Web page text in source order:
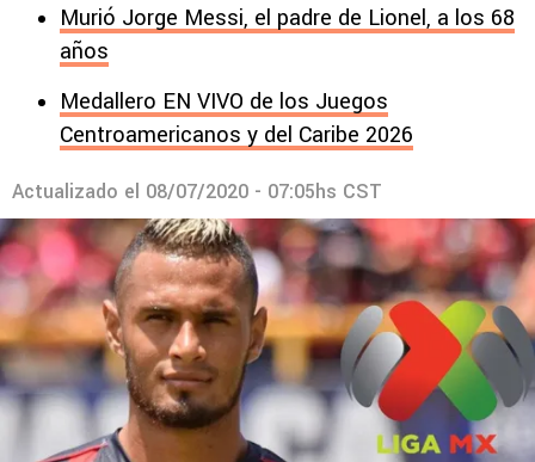
Murió Jorge Messi, el padre de Lionel, a los 68
años
Medallero EN VIVO de los Juegos
Centroamericanos y del Caribe 2026
Actualizado el 08/07/2020 - 07:05hs CST